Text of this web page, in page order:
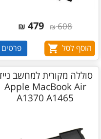
608
₪
479
₪
הוסף לסל פרטים
סוללה מקורית למחשב
Apple MacBook Air
A1370 A1465